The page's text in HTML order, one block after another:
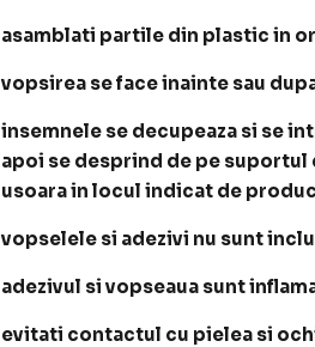
asamblati partile din plastic in
vopsirea se face inainte sau
insemnele se decupeaza si se
apoi se desprind de pe suportul
usoara in locul indicat de
vopselele si adezivi nu sunt
adezivul si vopseaua sunt
evitati contactul cu pielea si